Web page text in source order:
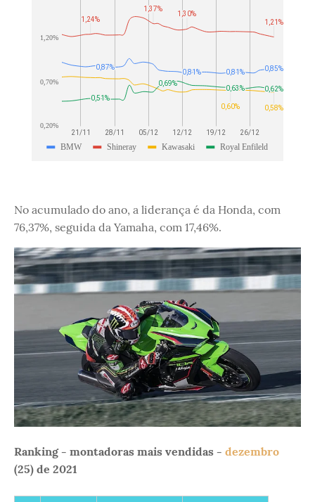
No acumulado do ano, a liderança é da Honda, com
76,37%, seguida da Yamaha, com 17,46%.
Ranking - montadoras mais vendidas - dezembro
(25) de 2021